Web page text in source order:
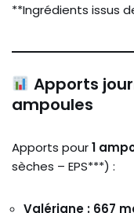
**Ingrédients issus
Apports
ampoules
Apports pour1
sèches – EPS***) :
Valériane : 667